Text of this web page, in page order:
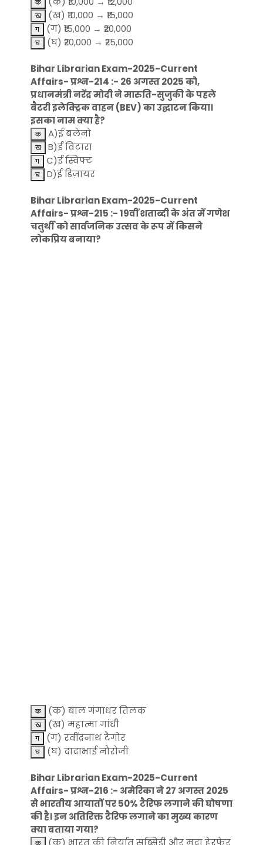
(ख) ₹10,000 → ₹15,000
(ग) ₹15,000 → ₹20,000
(घ) ₹20,000 → ₹25,000
Bihar Librarian Exam-2025-Current
Affairs- प्रश्न-214 :- 26 अगस्त 2025 को,
प्रधानमंत्री नरेंद्र मोदी ने मारुति-सुजुकी के पहले
बैटरी इलेक्ट्रिक वाहन (BEV) का उद्घाटन किया।
इसका नाम क्या है?
A)ई बलेनो
B)ई विटारा
C)ई स्विफ्ट
D)ई डिज़ायर
Bihar Librarian Exam-2025-Current
Affairs- प्रश्न-215 :- 19वीं शताब्दी के अंत में गणेश
चतुर्थी को सार्वजनिक उत्सव के रूप में किसने
लोकप्रिय बनाया?
(क) बाल गंगाधर तिलक
(ख) महात्मा गांधी
(ग) रवींद्रनाथ टैगोर
(घ) दादाभाई नौरोजी
Bihar Librarian Exam-2025-Current
Affairs- प्रश्न-216 :- अमेरिका ने 27 अगस्त 2025
से भारतीय आयातों पर 50% टैरिफ लगाने की घोषणा
की है। इन अतिरिक्त टैरिफ लगाने का मुख्य कारण
क्या बताया गया?
(क) भारत की निर्यात सब्सिडी और मुद्रा हेरफेर